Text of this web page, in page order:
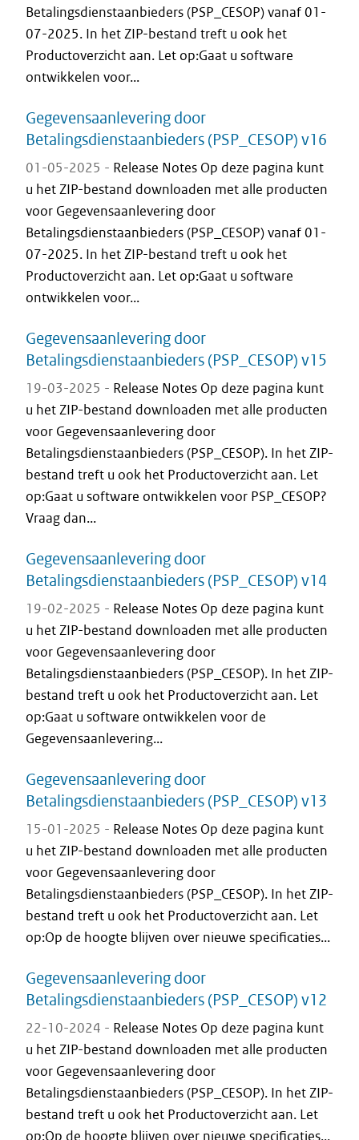
Betalingsdienstaanbieders (PSP_CESOP) vanaf 01-
07-2025. In het ZIP-bestand treft u ook het
Productoverzicht aan. Let op:Gaat u software
ontwikkelen voor...
Gegevensaanlevering door
Betalingsdienstaanbieders (PSP_CESOP) v16
01-05-2025 - Release Notes Op deze pagina kunt
u het ZIP-bestand downloaden met alle producten
voor Gegevensaanlevering door
Betalingsdienstaanbieders (PSP_CESOP) vanaf 01-
07-2025. In het ZIP-bestand treft u ook het
Productoverzicht aan. Let op:Gaat u software
ontwikkelen voor...
Gegevensaanlevering door
Betalingsdienstaanbieders (PSP_CESOP) v15
19-03-2025 - Release Notes Op deze pagina kunt
u het ZIP-bestand downloaden met alle producten
voor Gegevensaanlevering door
Betalingsdienstaanbieders (PSP_CESOP). In het ZIP-
bestand treft u ook het Productoverzicht aan. Let
op:Gaat u software ontwikkelen voor PSP_CESOP?
Vraag dan...
Gegevensaanlevering door
Betalingsdienstaanbieders (PSP_CESOP) v14
19-02-2025 - Release Notes Op deze pagina kunt
u het ZIP-bestand downloaden met alle producten
voor Gegevensaanlevering door
Betalingsdienstaanbieders (PSP_CESOP). In het ZIP-
bestand treft u ook het Productoverzicht aan. Let
op:Gaat u software ontwikkelen voor de
Gegevensaanlevering...
Gegevensaanlevering door
Betalingsdienstaanbieders (PSP_CESOP) v13
15-01-2025 - Release Notes Op deze pagina kunt
u het ZIP-bestand downloaden met alle producten
voor Gegevensaanlevering door
Betalingsdienstaanbieders (PSP_CESOP). In het ZIP-
bestand treft u ook het Productoverzicht aan. Let
op:Op de hoogte blijven over nieuwe specificaties...
Gegevensaanlevering door
Betalingsdienstaanbieders (PSP_CESOP) v12
22-10-2024 - Release Notes Op deze pagina kunt
u het ZIP-bestand downloaden met alle producten
voor Gegevensaanlevering door
Betalingsdienstaanbieders (PSP_CESOP). In het ZIP-
bestand treft u ook het Productoverzicht aan. Let
op:Op de hoogte blijven over nieuwe specificaties...